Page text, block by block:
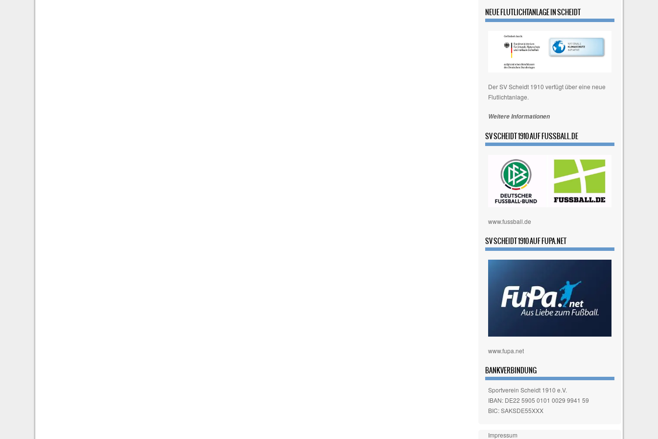
w
e
NEUE FLUTLICHTANLAGE IN SCHEIDT
Der SV Scheidt 1910 verfügt über eine neue
Flutlichtanlage.
Weitere Informationen
SV SCHEIDT 1910 AUF FUSSBALL.DE
www.fussball.de
SV SCHEIDT 1910 AUF FUPA.NET
www.fupa.net
BANKVERBINDUNG
Sportverein Scheidt 1910 e.V.
IBAN: DE22 5905 0101 0029 9941 59
BIC: SAKSDE55XXX
Impressum